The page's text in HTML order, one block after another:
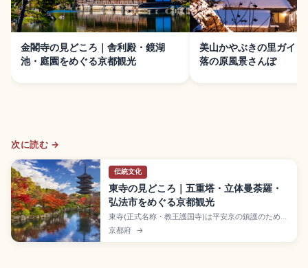
金閣寺の見どころ｜舎利殿・鏡湖
池・庭園をめぐる京都観光
美山かやぶきの里ガイド
落の原風景さんぽ
次に読む →
伝統文化
東寺の見どころ｜五重塔・立体曼荼羅・
弘法市をめぐる京都観光
東寺(正式名称・教王護国寺)は平安京の鎮護のために
建立された真言密教の根本道場で、京都駅から徒歩
約15分の世界遺産。高さ約55mの国宝・五重塔、空
京都府 →